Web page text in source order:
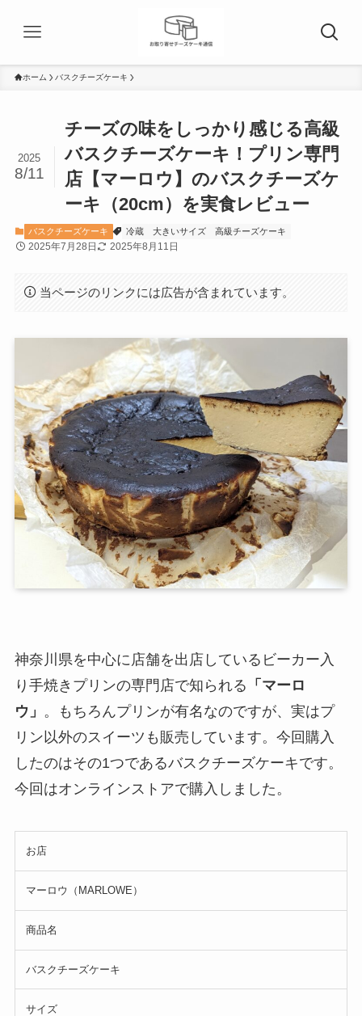
ホーム バスクチーズケーキ
チーズの味をしっかり感じる高級
バスクチーズケーキ！プリン専門
店【マーロウ】のバスクチーズケ
ーキ（20cm）を実食レビュー
2025
8/11
バスクチーズケーキ 冷蔵 大きいサイズ 高級チーズケーキ
2025年7月28日 2025年8月11日
当ページのリンクには広告が含まれています。
神奈川県を中心に店舗を出店しているビーカー入
り手焼きプリンの専門店で知られる 「マーロ
ウ」 。もちろんプリンが有名なのですが、実はプ
リン以外のスイーツも販売しています。今回購入
したのはその1つであるバスクチーズケーキです。
今回はオンラインストアで購入しました。
お店
マーロウ（MARLOWE）
商品名
バスクチーズケーキ
サイズ